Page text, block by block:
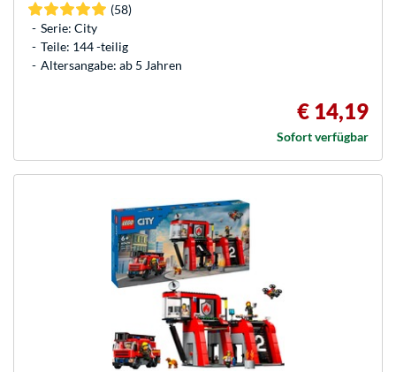
(58)
Serie: City
Teile: 144 -teilig
Altersangabe: ab 5 Jahren
€ 14,19
Sofort verfügbar